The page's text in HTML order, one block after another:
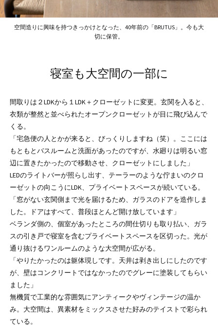
空間造りに興味を持つきっかけとなった、40年前の「BRUTUS」。今も大
切に保管。
寝室も大空間の一部に
間取りは２LDKから１LDK＋クローゼットに変更。玄関を入ると、
衣類が整然と並べられたオープンクローゼットが目に飛び込んで
くる。
「宅急便の人とかが来ると、びっくりしますね（笑）。ここには
もともとバスルームと洗面があったのですが、水廻りは明るい窓
辺に置きたかったので移動させ、クローゼットにしました」
LEDのライトバーが照らし出す、テーラーのような佇まいのクロ
ーゼットの向こうにLDK、プライベートスペースが続いている。
「窓がない玄関側まで光を届けるため、ガラスのドアを造作しま
した。ドアはすべて、普段ほとんど開け放しています」
ベランダ側の、個室があったところの間仕切りも取り払い、ガラ
スの引き戸で寝室を含むプライベートスペースを区切った。光が
通り抜けるワンルームのような大空間が広がる。
「やりたかったのは躯体現しです。天井は剥き出しにしたのです
が、壁はコンクリートではなかったのでグレーに塗装してもらい
ました」
無機質で工業的な雰囲気にアンティークやヴィンテージの温か
み。大空間は、異素材をミックスさせた好みのテイストで彩られ
ている。